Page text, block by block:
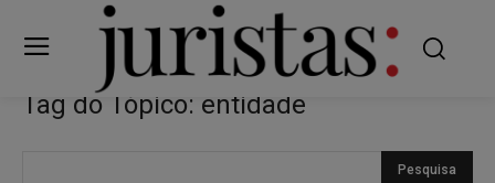
Tag do Tópico: entidade